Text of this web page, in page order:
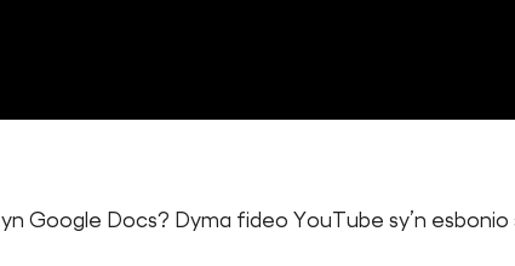
yn Google Docs? Dyma fideo YouTube sy’n esbonio